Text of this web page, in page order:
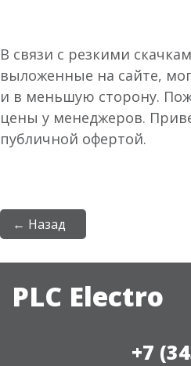
В связи с резкими
выложенные на сайте,
и в меньшую сторону.
цены у менеджеров.
публичной офертой.
← Назад
PLC Electro
+7